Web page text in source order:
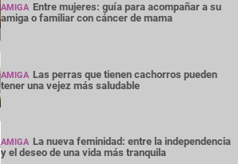
AMIGA Entre mujeres: guía para acompañar a su
amiga o familiar con cáncer de mama
AMIGA Las perras que tienen cachorros pueden
tener una vejez más saludable
AMIGA La nueva feminidad: entre la independencia
y el deseo de una vida más tranquila